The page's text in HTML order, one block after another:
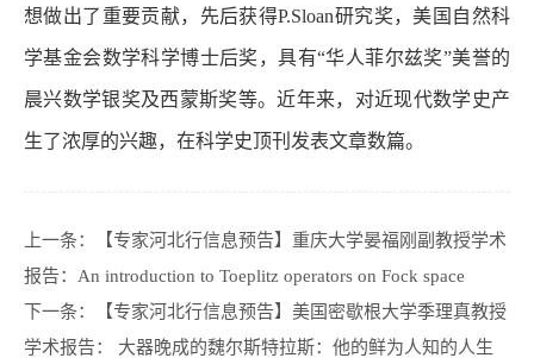
想做出了重要贡献，先后获得P.Sloan研究奖，美国自然科
学基金会数学科学博士后奖，具有“华人菲尔兹奖”美誉的
晨兴数学银奖及西蒙斯奖等。近年来，对近现代数学史产
生了浓厚的兴趣，在科学史顶刊发表文章数篇。
上一条：
【专家河北行信息预告】重庆大学晏福刚副教授学术
报告：An introduction to Toeplitz operators on Fock space
下一条：
【专家河北行信息预告】美国密歇根大学季理真教授
学术报告： 大器晚成的魏尔斯特拉斯：他的鲜为人知的人生